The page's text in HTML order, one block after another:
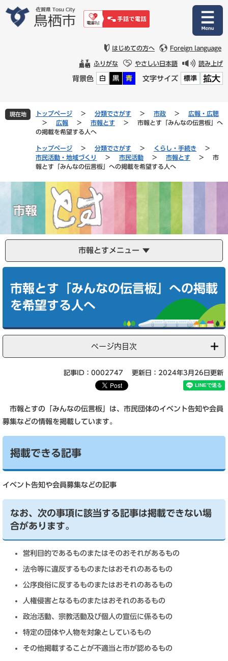
文
はじめての方へ Foreign language
ふりがな やさしい日本語 読み上げ
背景色 白 黒 青 文字サイズ 標準 拡大
現在地 トップページ > 分類でさがす > 市政 >
広報・広聴
>
広報 > 市報とす >
市報とす「みんなの伝言板」へ
の掲載を希望する人へ
トップページ > 分類でさがす > くらし・手続き
>
市民活動・地域づくり
> 市民活動 > 市報とす >
市
報とす「みんなの伝言板」への掲載を希望する人へ
市報とすメニュー
市報とす「みんなの伝言板」への掲載
を希望する人へ
ページ内目次
記事ID：0002747 更新日：2024年3月26日更新
市報とすの「みんなの伝言板」は、市民団体のイベント告知や会員
募集などの情報を掲載しています。
掲載できる記事
イベント告知や会員募集などの記事
なお、次の事項に該当する記事は掲載できない場
合があります。
営利目的であるものまたはそのおそれがあるもの
法令等に違反するものまたはおそれのあるもの
公序良俗に反するものまたはおそれのあるもの
人権侵害となるものまたはおそれのあるもの
政治活動、宗教活動及び個人の宣伝に係るもの
特定の団体や人物を対象としているもの
その他掲載することが不適当と市が認めるもの